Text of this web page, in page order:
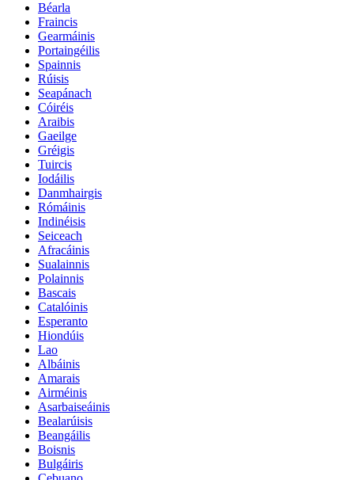
Béarla
Fraincis
Gearmáinis
Portaingéilis
Spainnis
Rúisis
Seapánach
Cóiréis
Araibis
Gaeilge
Gréigis
Tuircis
Iodáilis
Danmhairgis
Rómáinis
Indinéisis
Seiceach
Afracáinis
Sualainnis
Polainnis
Bascais
Catalóinis
Esperanto
Hiondúis
Lao
Albáinis
Amarais
Airméinis
Asarbaiseáinis
Bealarúisis
Beangáilis
Boisnis
Bulgáiris